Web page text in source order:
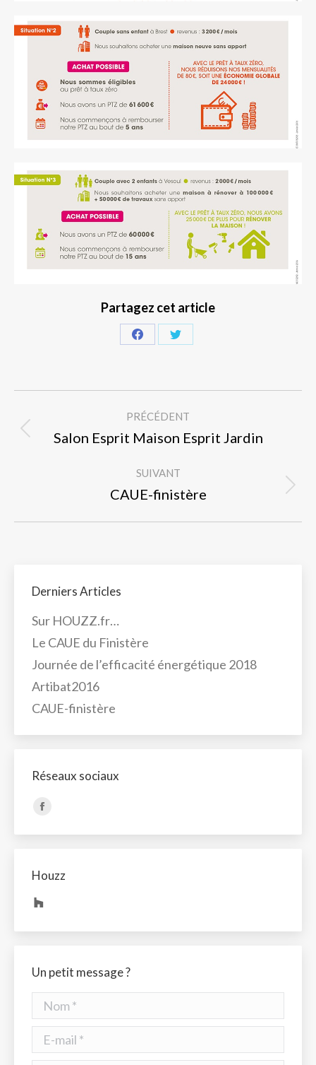
Partagez cet article
PartagerPartager
article
PRÉCÉDENT
Article
:
Salon Esprit Maison Esprit Jardin
SUIVANT
Article
CAUE-finistère
Derniers Articles
Sur HOUZZ.fr…
Le CAUE du Finistère
Journée de l’efficacité énergétique 2018
Artibat2016
CAUE-finistère
Réseaux sociaux
Trouvez nous sur :
La
page
s'ouvre
une
Houzz
Un petit message ?
Nom *
E-mail *